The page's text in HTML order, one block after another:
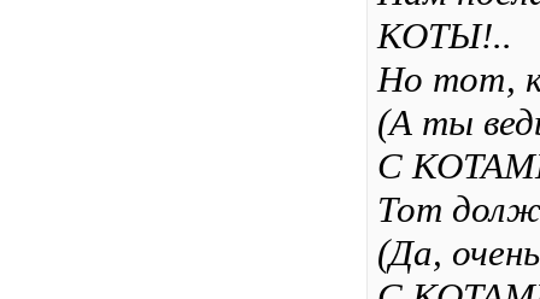
КОТЫ!..
Но тот,
(А ты
С
Тот
(Да,